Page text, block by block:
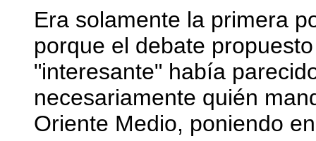
Era solamente la primera
porque el debate
"interesante" había
necesariamente quién
Oriente Medio, poniendo